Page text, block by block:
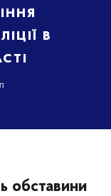
в
обставини